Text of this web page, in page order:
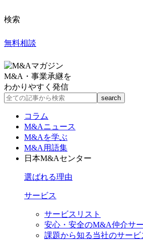
検索
無料相談
M&A・事業承継を
わかりやすく発信
コラム
M&Aニュース
M&Aを学ぶ
M&A用語集
日本M&Aセンター
選ばれる理由
サービス
サービスリスト
安心・安全のM&A仲介サ
課題から知る当社のサービ